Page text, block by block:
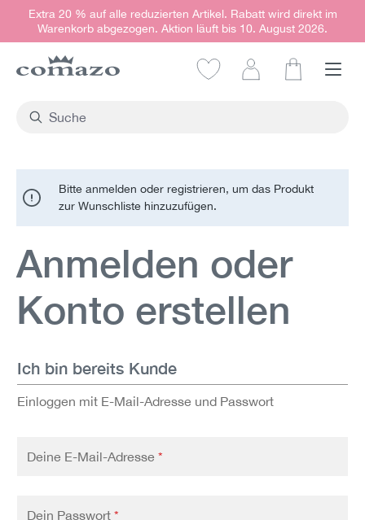
springen
Extra 20 % auf alle reduzierten Artikel. Rabatt wird direkt im
Warenkorb abgezogen. Aktion läuft bis 10. August 2026.
Bitte anmelden oder registrieren, um das Produkt
zur Wunschliste hinzuzufügen.
Anmelden oder
Konto erstellen
Ich bin bereits Kunde
Einloggen mit E-Mail-Adresse und Passwort
Deine E-Mail-Adresse *
Dein Passwort *